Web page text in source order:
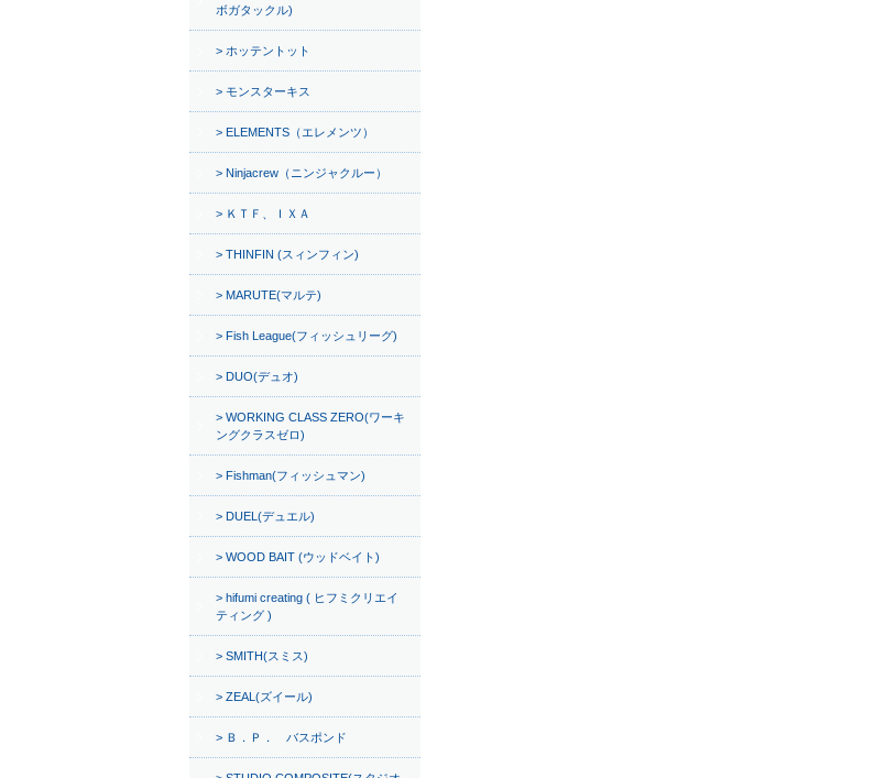
ボガタックル)
ホッテントット
モンスターキス
ELEMENTS（エレメンツ）
Ninjacrew（ニンジャクルー）
ＫＴＦ、ＩＸＡ
THINFIN (スィンフィン)
MARUTE(マルテ)
Fish League(フィッシュリーグ)
DUO(デュオ)
WORKING CLASS ZERO(ワーキ
ングクラスゼロ)
Fishman(フィッシュマン)
DUEL(デュエル)
WOOD BAIT (ウッドベイト)
hifumi creating ( ヒフミクリエイ
ティング )
SMITH(スミス)
ZEAL(ズイール)
Ｂ．Ｐ． バスポンド